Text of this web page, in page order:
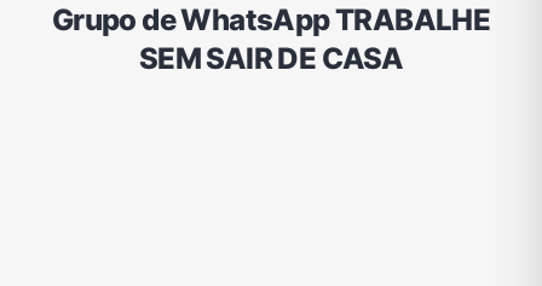
Educação Emagrecimento e Perda de Peso
Grupo de WhatsApp TRABALHE
SEM SAIR DE CASA